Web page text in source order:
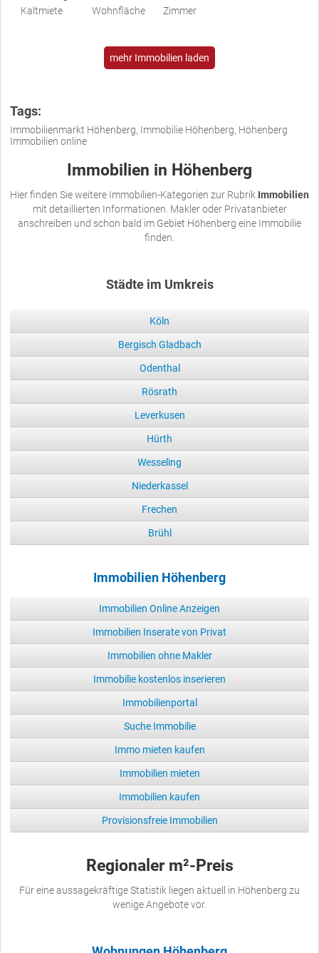
Kaltmiete
Wohnfläche
Zimmer
mehr Immobilien laden
Tags:
Immobilienmarkt Höhenberg, Immobilie Höhenberg, Höhenberg
Immobilien online
Immobilien in Höhenberg
Hier finden Sie weitere Immobilien-Kategorien zur Rubrik Immobilien
mit detaillierten Informationen. Makler oder Privatanbieter
anschreiben und schon bald im Gebiet Höhenberg eine Immobilie
finden.
Städte im Umkreis
Köln
Bergisch Gladbach
Odenthal
Rösrath
Leverkusen
Hürth
Wesseling
Niederkassel
Frechen
Brühl
Immobilien Höhenberg
Immobilien Online Anzeigen
Immobilien Inserate von Privat
Immobilien ohne Makler
Immobilie kostenlos inserieren
Immobilienportal
Suche Immobilie
Immo mieten kaufen
Immobilien mieten
Immobilien kaufen
Provisionsfreie Immobilien
Regionaler m²-Preis
Für eine aussagekräftige Statistik liegen aktuell in Höhenberg zu
wenige Angebote vor.